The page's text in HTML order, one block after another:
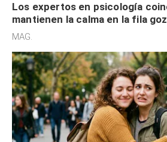
Los expertos en psicología
mantienen la calma en la fila
cognitiva, gratitud y no solo
MAG.